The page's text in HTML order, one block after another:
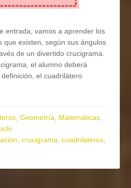
entrada, vamos a aprender los
que existen, según sus ángulos
de un divertido crucigrama.
el alumno deberá
el cuadrilátero
,Geometría, Matemáticas,
,crucigrama,cuadriláteros,